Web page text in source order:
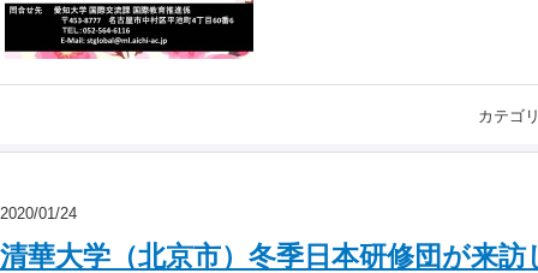
カテゴ
2020/01/24
清華大学（北京市）冬季日本研修団が来訪